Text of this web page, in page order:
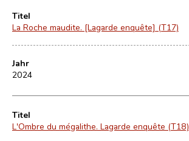
Titel
La Roche maudite. [Lagarde enquête] (T17)
Jahr
2024
Titel
L'Ombre du mégalithe. Lagarde enquête (T18)